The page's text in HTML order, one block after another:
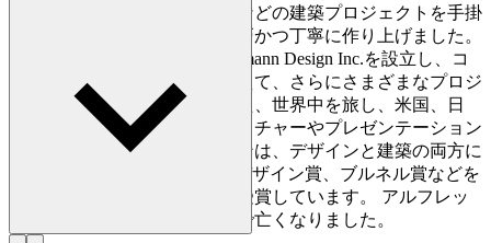
館、駅、個人住宅、公共施設などの建築プロジェクトを手掛
け、その一つ一つを非常に精巧かつ丁寧に作り上げました。
1987年、ホーマンは米国にHomann Design Inc.を設立し、コ
ペンハーゲンのスタジオに加えて、さらにさまざまなプロジ
ェクトに取り組みました。また、世界中を旅し、米国、日
本、ロシア、ヨーロッパでレクチャーやプレゼンテーション
を行いました。さらにホーマンは、デザインと建築の両方に
おいて、レッドドット賞、IFデザイン賞、ブルネル賞などを
はじめ、数々の国際的な賞を受賞しています。 アルフレッ
ド・ホーマンは2022年に74歳で亡くなりました。